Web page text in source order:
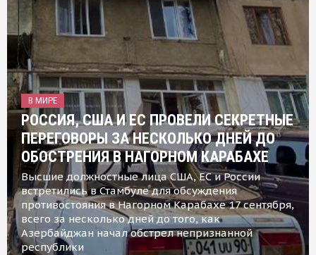
В МИРЕ
РОССИЯ, США И ЕС ПРОВЕЛИ СЕКРЕТНЫЕ
ПЕРЕГОВОРЫ ЗА НЕСКОЛЬКО ДНЕЙ ДО
ОБОСТРЕНИЯ В НАГОРНОМ КАРАБАХЕ
Высшие должностные лица США, ЕС и России
встретились в Стамбуле для обсуждения
противостояния в Нагорном Карабахе 17 сентября,
всего за несколько дней до того, как
Азербайджан начал обстрел непризнанной
республики